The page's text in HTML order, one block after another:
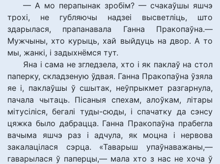
— А мо перапынак зробім? — счакаўшы яшчэ
трохі, не губляючы надзеі высветліць, што
здарылася, прапанавала Ганна Пракопаўна.—
Мужчыны, хто курыць, хай выйдуць на двор. А то
мы, жанкі, і задыхнёмся тут.
Яна і сама не згледзела, хто і як паклаў на стол
паперку, складзеную ўдвая. Ганна Пракопаўна ўзяла
яе і, паклаўшы ў сшытак, неўпрыкмет разгарнула,
пачала чытаць. Пісаныя спехам, алоўкам, літары
мітусіліся, бегалі туды-сюды, і спачатку да сэнсу
цяжка было дабрацца. Ганна Пракопаўна прабегла
вачыма яшчэ раз і адчула, як моцна і нервова
закалацілася сэрца. «Таварыш упаўнаважаны,—
гаварылася ў паперцы,— мала хто з нас не хоча ў